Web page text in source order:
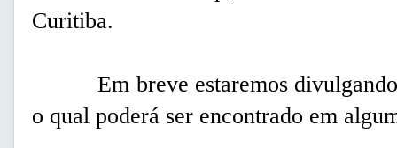
Curitiba.
Em breve estaremos divulgando
o qual poderá ser encontrado em